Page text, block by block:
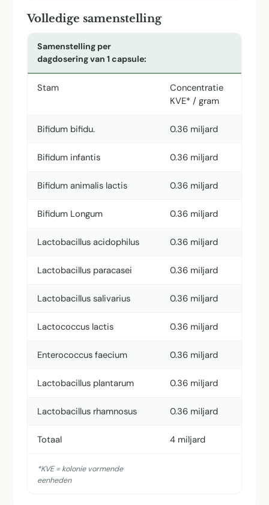
Volledige samenstelling
Samenstelling per
dagdosering van 1 capsule:
Stam
Concentratie
KVE* / gram
Bifidum bifidu. 0.36 miljard
Bifidum infantis 0.36 miljard
Bifidum animalis lactis 0.36 miljard
Bifidum Longum 0.36 miljard
Lactobacillus acidophilus 0.36 miljard
Lactobacillus paracasei 0.36 miljard
Lactobacillus salivarius 0.36 miljard
Lactococcus lactis 0.36 miljard
Enterococcus faecium 0.36 miljard
Lactobacillus plantarum 0.36 miljard
Lactobacillus rhamnosus 0.36 miljard
Totaal 4 miljard
*KVE = kolonie vormende
eenheden